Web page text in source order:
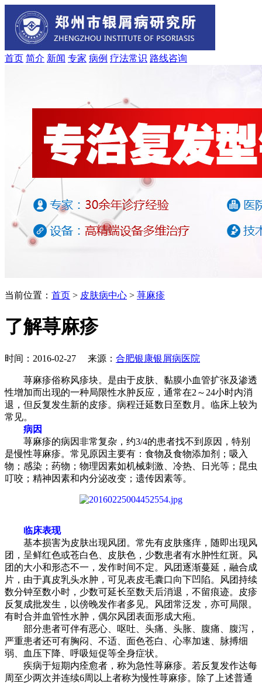
首页 简介 新闻 专家 病例 疗法常识 路线咨询
当前位置： 首页 > 皮肤病中心 > 荨麻疹
了解荨麻疹
时间：2016-02-27 来源： 合肥银康银屑病医院
荨麻疹俗称风疹块。是由于皮肤、黏膜小血管扩张及渗透
性增加而出现的一种局限性水肿反应，通常在2～24小时内消
退，但反复发生新的皮疹。病程迁延数日至数月。临床上较为
常见。
病因
荨麻疹的病因非常复杂，约3/4的患者找不到原因，特别
是慢性荨麻疹。常见原因主要有：食物及食物添加剂；吸入
物；感染；药物；物理因素如机械刺激、冷热、日光等；昆虫
叮咬；精神因素和内分泌改变；遗传因素等。
临床表现
基本损害为皮肤出现风团。常先有皮肤瘙痒，随即出现风
团，呈鲜红色或苍白色、皮肤色，少数患者有水肿性红斑。风
团的大小和形态不一，发作时间不定。风团逐渐蔓延，融合成
片，由于真皮乳头水肿，可见表皮毛囊口向下凹陷。风团持续
数分钟至数小时，少数可延长至数天后消退，不留痕迹。皮疹
反复成批发生，以傍晚发作者多见。风团常泛发，亦可局限。
有时合并血管性水肿，偶尔风团表面形成大疱。
部分患者可伴有恶心、呕吐、头痛、头胀、腹痛、腹泻，
严重患者还可有胸闷、不适、面色苍白、心率加速、脉搏细
弱、血压下降、呼吸短促等全身症状。
疾病于短期内痊愈者，称为急性荨麻疹。若反复发作达每
周至少两次并连续6周以上者称为慢性荨麻疹。除了上述普通